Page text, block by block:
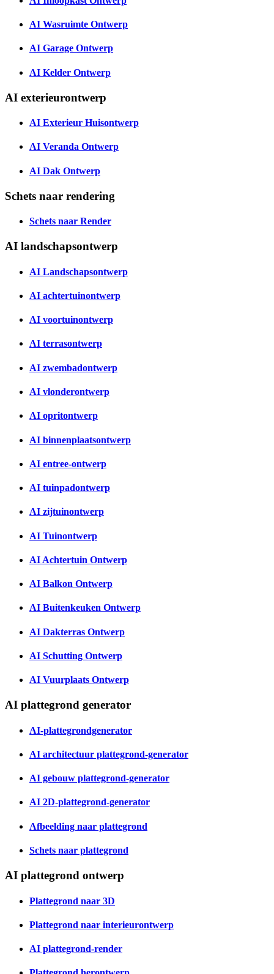
AI Wasruimte Ontwerp
AI Garage Ontwerp
AI Kelder Ontwerp
AI exterieurontwerp
AI Exterieur Huisontwerp
AI Veranda Ontwerp
AI Dak Ontwerp
Schets naar rendering
Schets naar Render
AI landschapsontwerp
AI Landschapsontwerp
AI achtertuinontwerp
AI voortuinontwerp
AI terrasontwerp
AI zwembadontwerp
AI vlonderontwerp
AI opritontwerp
AI binnenplaatsontwerp
AI entree-ontwerp
AI tuinpadontwerp
AI zijtuinontwerp
AI Tuinontwerp
AI Achtertuin Ontwerp
AI Balkon Ontwerp
AI Buitenkeuken Ontwerp
AI Dakterras Ontwerp
AI Schutting Ontwerp
AI Vuurplaats Ontwerp
AI plattegrond generator
AI-plattegrondgenerator
AI architectuur plattegrond-generator
AI gebouw plattegrond-generator
AI 2D-plattegrond-generator
Afbeelding naar plattegrond
Schets naar plattegrond
AI plattegrond ontwerp
Plattegrond naar 3D
Plattegrond naar interieurontwerp
AI plattegrond-render